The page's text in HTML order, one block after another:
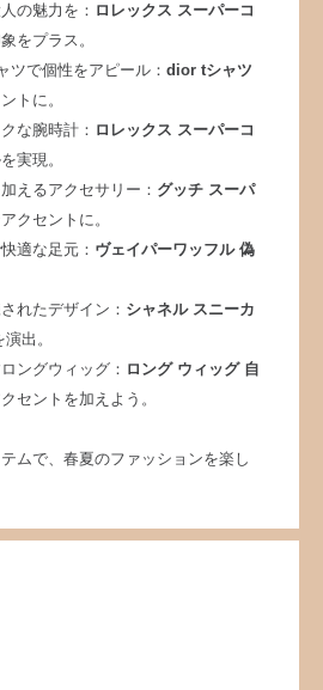
の魅力を： ロレックス スーパーコ
をプラス。
ツで個性をアピール： dior tシャツ
トに。
な腕時計： ロレックス スーパーコ
実現。
えるアクセサリー： グッチ スーパ
クセントに。
適な足元： ヴェイパーワッフル 偽
れたデザイン： シャネル スニーカ
出。
ングウィッグ： ロング ウィッグ 自
セントを加えよう。
ムで、春夏のファッションを楽し